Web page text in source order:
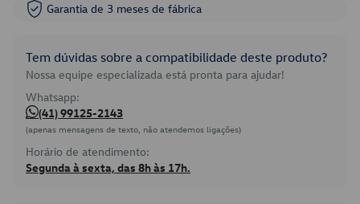
Garantia de 3 meses de fábrica
Tem dúvidas sobre a compatibilidade deste produto?
Nossa equipe especializada está pronta para ajudar!
Whatsapp:
(41) 99125-2143
(apenas mensagens de texto, não atendemos ligações)
Horário de atendimento:
Segunda à sexta, das 8h às 17h.